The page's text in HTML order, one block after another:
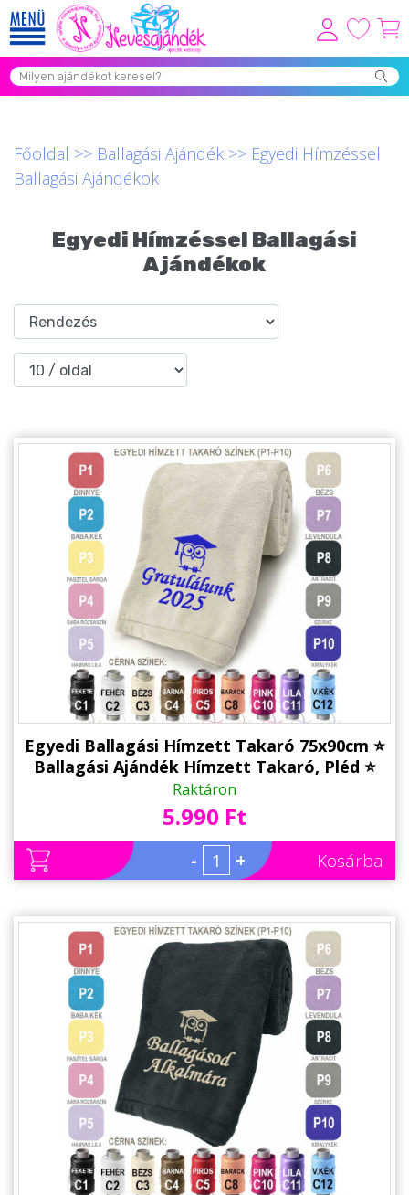
Viszonteladóknak
Egyedi Ajándékok Rendelés
Vicces Pólók
Szülinapi ajándékok
Ajándék Ötletek Férfiaknak
Ajándék Nőknek
Ajándék Gyerekeknek
Családtagoknak
Barátnak/Barátnőnek
Party kellékek
Névnapi ajándékok
Vicces ajándékok
Foglalkozás szerint
Főoldal >> Ballagási Ajándék >> Egyedi Hímzéssel
Ballagási Ajándékok
Egyedi Hímzéssel Ballagási
Ajándékok
Egyedi Ballagási Hímzett Takaró 75x90cm ⭐
Ballagási Ajándék Hímzett Takaró, Pléd ⭐
Ajándék Ballagásra
Raktáron
5.990 Ft
- + Kosárba